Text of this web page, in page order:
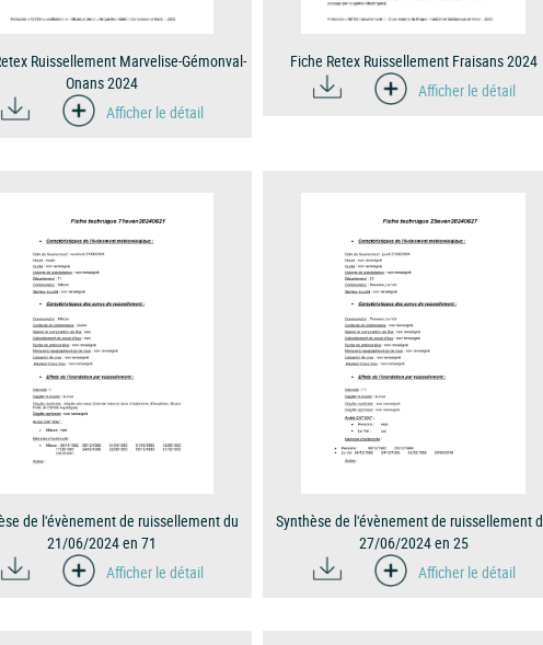
Ruissellement Marvelise-Gémonval-
Onans 2024
Afficher le détail
Fiche Retex Ruissellement Fraisans 2024
Afficher le détail
de l'évènement de ruissellement du
21/06/2024 en 71
Afficher le détail
Synthèse de l'évènement de ruissellement
27/06/2024 en 25
Afficher le détail